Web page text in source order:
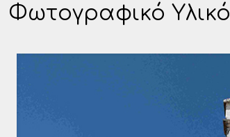
Φωτογραφικό Υλικό